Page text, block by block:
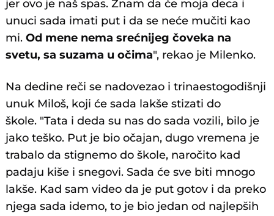
jer ovo je naš spas. Znam da će moja deca i
unuci sada imati put i da se neće mučiti kao
mi.Od mene nema srećnijeg čoveka na
svetu, sa suzama u očima", rekao je Milenko.
Na dedine reči se nadovezao i trinaestogodišnji
unuk Miloš, koji će sada lakše stizati do
škole. "Tata i deda su nas do sada vozili, bilo je
jako teško. Put je bio očajan, dugo vremena je
trabalo da stignemo do škole, naročito kad
padaju kiše i snegovi. Sada će sve biti mnogo
lakše. Kad sam video da je put gotov i da preko
njega sada idemo, to je bio jedan od najlepših